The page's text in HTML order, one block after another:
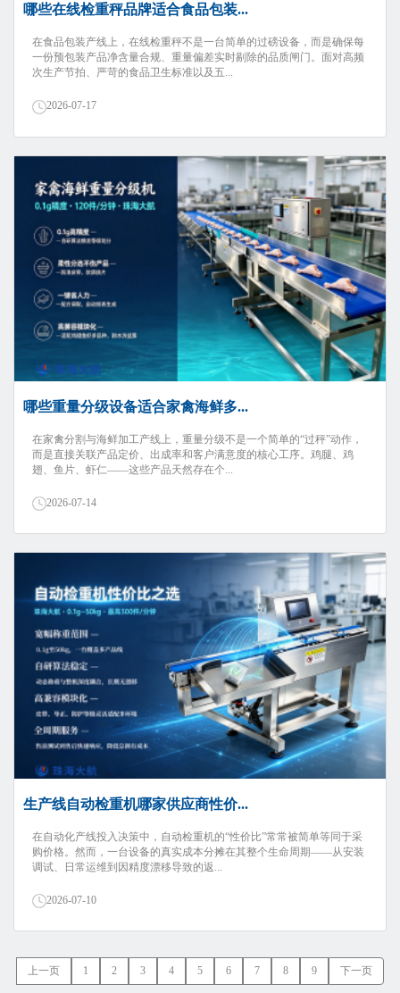
哪些在线检重秤品牌适合食品包装...
在食品包装产线上，在线检重秤不是一台简单的过磅设备，而是确保每
一份预包装产品净含量合规、重量偏差实时剔除的品质闸门。面对高频
次生产节拍、严苛的食品卫生标准以及五...
2026-07-17
哪些重量分级设备适合家禽海鲜多...
在家禽分割与海鲜加工产线上，重量分级不是一个简单的“过秤”动作，
而是直接关联产品定价、出成率和客户满意度的核心工序。鸡腿、鸡
翅、鱼片、虾仁——这些产品天然存在个...
2026-07-14
生产线自动检重机哪家供应商性价...
在自动化产线投入决策中，自动检重机的“性价比”常常被简单等同于采
购价格。然而，一台设备的真实成本分摊在其整个生命周期——从安装
调试、日常运维到因精度漂移导致的返...
2026-07-10
页次： 1/27 共有 236 记录
上一页 1 2 3 4 5 6 7 8 9 下一页